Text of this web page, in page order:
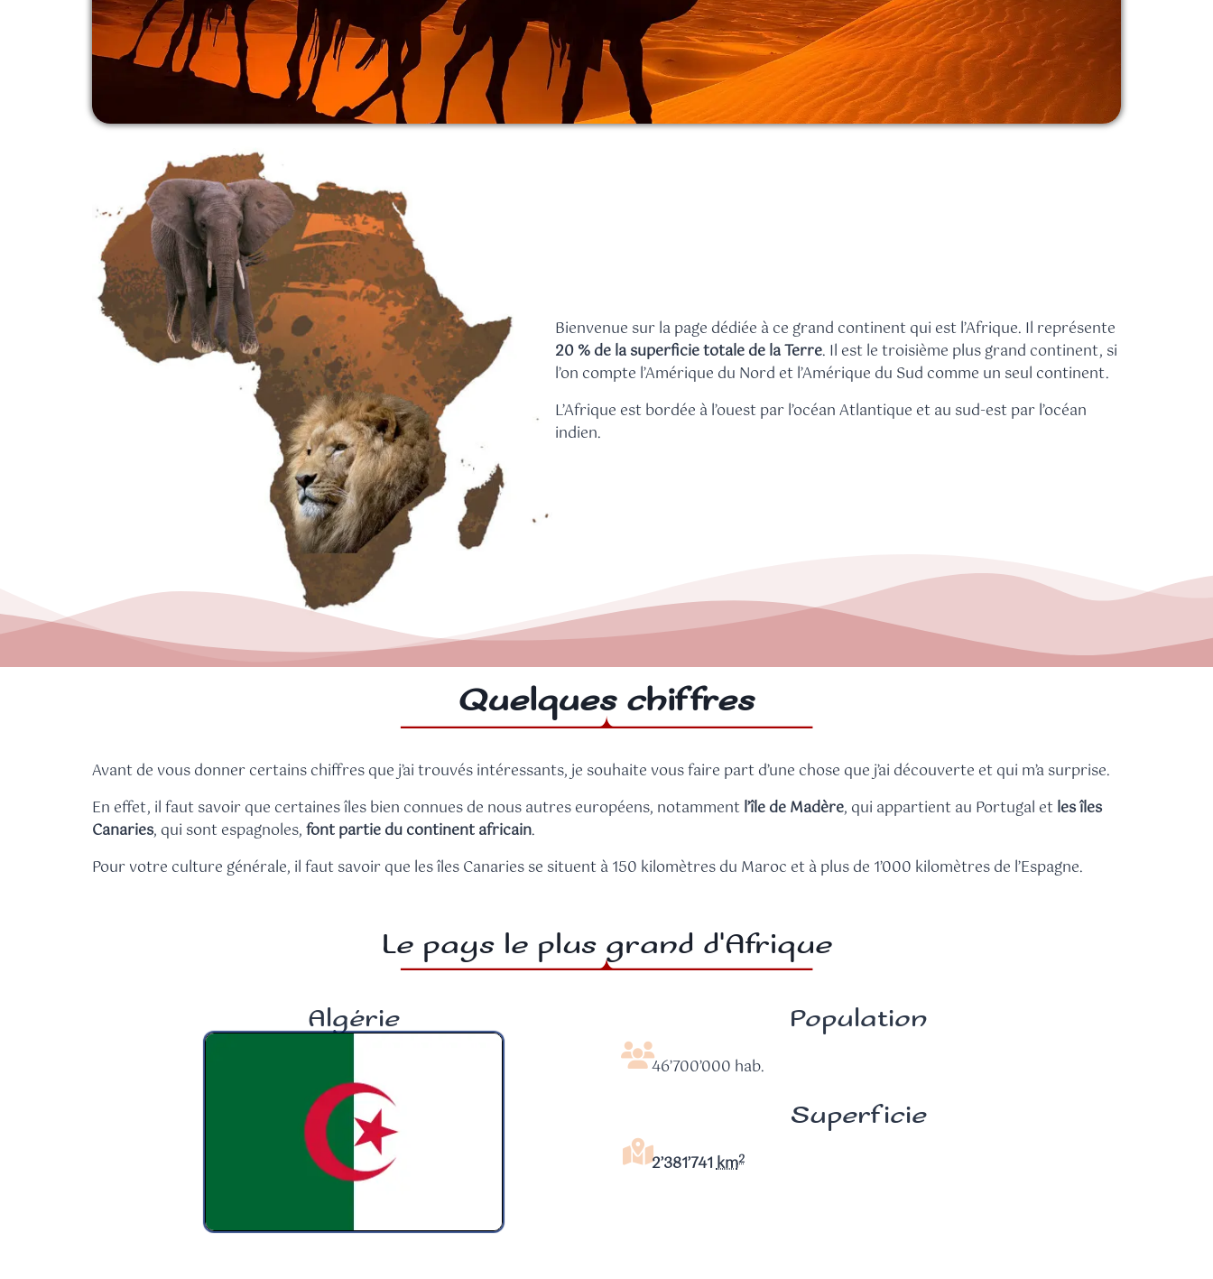
Bienvenue sur la page dédiée à ce grand continent qui est l’Afrique. Il représente
20 % de la superficie totale de la Terre. Il est le troisième plus grand continent, si
l’on compte l’Amérique du Nord et l’Amérique du Sud comme un seul continent.
L’Afrique est bordée à l’ouest par l’océan Atlantique et au sud-est par l’océan
indien.
Quelques chiffres
Avant de vous donner certains chiffres que j’ai trouvés intéressants, je souhaite vous faire part d’une chose que j’ai découverte et qui m’a surprise.
En effet, il faut savoir que certaines îles bien connues de nous autres européens, notammentl’île de Madère, qui appartient au Portugal etles îles
Canaries, qui sont espagnoles,font partie du continent africain.
Pour votre culture générale, il faut savoir que les îles Canaries se situent à 150 kilomètres du Maroc et à plus de 1’000 kilomètres de l’Espagne.
Le pays le plus grand d'Afrique
Algérie Population
46’700’000 hab.
Superficie
2’381’741km2